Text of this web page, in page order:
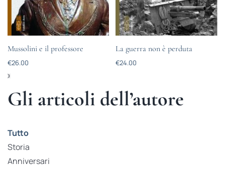
Mussolini e il professore
€26.00
La guerra non è perduta
€24.00
Gli articoli dell’autore
Tutto
Storia
Anniversari